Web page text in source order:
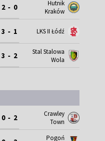
2 - 0
Hutnik
Kraków
3 - 1 LKS II Łódź
3 - 2
Stal Stalowa
Wola
0 - 2
Crawley
Town
Pogoń